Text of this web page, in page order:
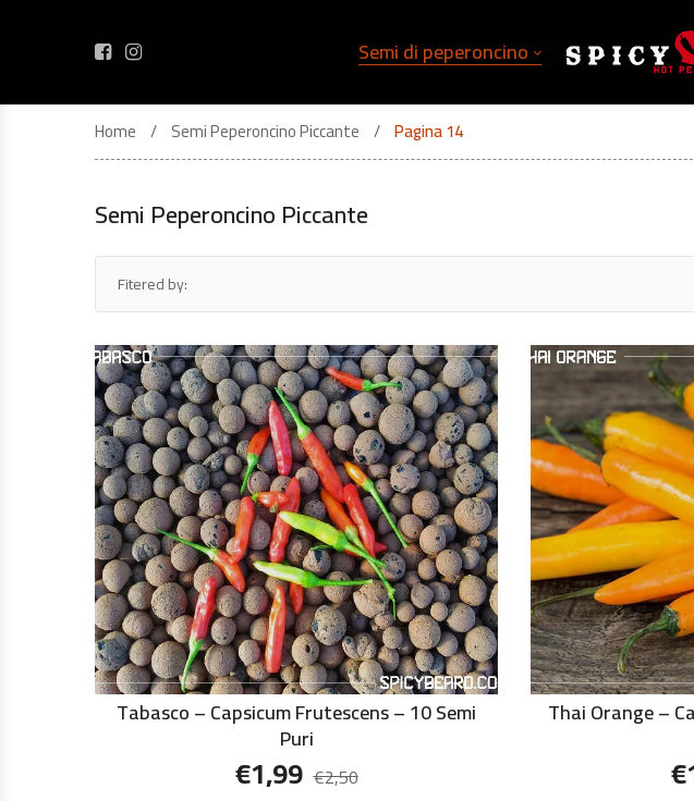
Semi di peperoncino
Home Semi Peperoncino Piccante Pagina 14
Semi Peperoncino Piccante
Fitered by:
Tabasco – Capsicum Frutescens – 10 Semi
Puri
€2,50
€1,99
Thai Orange –
€